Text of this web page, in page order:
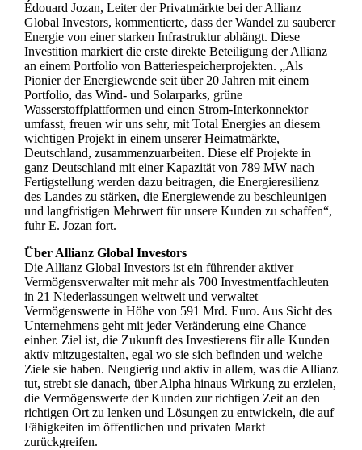
Édouard Jozan, Leiter der Privatmärkte bei der Allianz
Global Investors, kommentierte, dass der Wandel zu sauberer
Energie von einer starken Infrastruktur abhängt. Diese
Investition markiert die erste direkte Beteiligung der Allianz
an einem Portfolio von Batteriespeicherprojekten. „Als
Pionier der Energiewende seit über 20 Jahren mit einem
Portfolio, das Wind- und Solarparks, grüne
Wasserstoffplattformen und einen Strom-Interkonnektor
umfasst, freuen wir uns sehr, mit Total Energies an diesem
wichtigen Projekt in einem unserer Heimatmärkte,
Deutschland, zusammenzuarbeiten. Diese elf Projekte in
ganz Deutschland mit einer Kapazität von 789 MW nach
Fertigstellung werden dazu beitragen, die Energieresilienz
des Landes zu stärken, die Energiewende zu beschleunigen
und langfristigen Mehrwert für unsere Kunden zu schaffen“,
fuhr E. Jozan fort.
Über Allianz Global Investors
Die Allianz Global Investors ist ein führender aktiver
Vermögensverwalter mit mehr als 700 Investmentfachleuten
in 21 Niederlassungen weltweit und verwaltet
Vermögenswerte in Höhe von 591 Mrd. Euro. Aus Sicht des
Unternehmens geht mit jeder Veränderung eine Chance
einher. Ziel ist, die Zukunft des Investierens für alle Kunden
aktiv mitzugestalten, egal wo sie sich befinden und welche
Ziele sie haben. Neugierig und aktiv in allem, was die Allianz
tut, strebt sie danach, über Alpha hinaus Wirkung zu erzielen,
die Vermögenswerte der Kunden zur richtigen Zeit an den
richtigen Ort zu lenken und Lösungen zu entwickeln, die auf
Fähigkeiten im öffentlichen und privaten Markt
zurückgreifen.